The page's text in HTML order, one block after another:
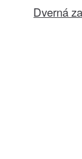
Dverná